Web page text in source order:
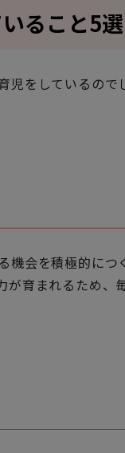
ること5選
児をしているの
機会を積極的に
が育まれるため